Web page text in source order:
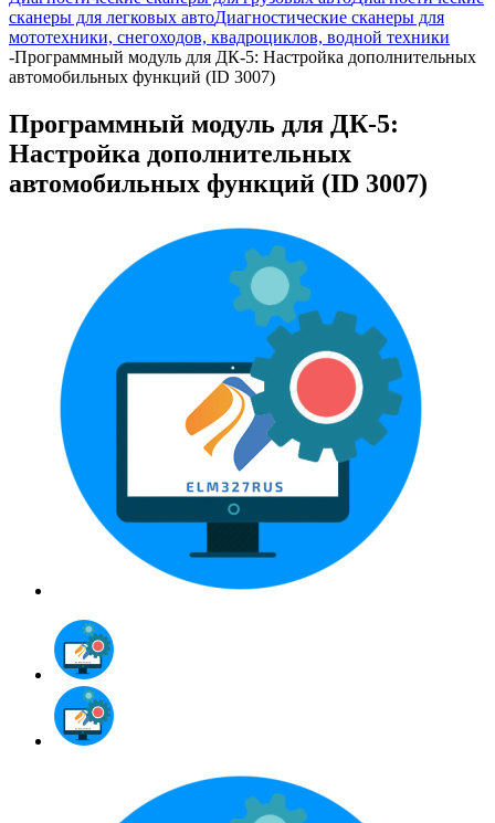
сканеры для легковых автоДиагностические сканеры для
мототехники, снегоходов, квадроциклов, водной техники
-Программный модуль для ДК-5: Настройка дополнительных
автомобильных функций (ID 3007)
Программный модуль для ДК-5:
Настройка дополнительных
автомобильных функций (ID 3007)